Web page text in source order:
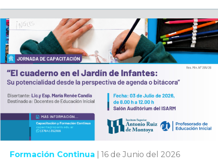
Formación Continua 16 de Junio del 2026